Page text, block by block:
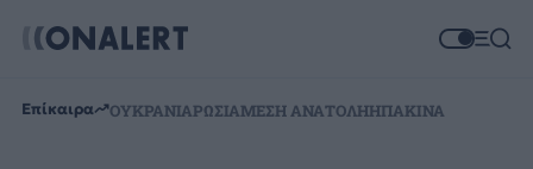
Επίκαιρα ΟΥΚΡΑΝΙΑΡΩΣΙΑΜΕΣΗ ΑΝΑΤΟΛΗΗΠΑΚΙΝΑ